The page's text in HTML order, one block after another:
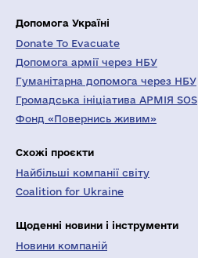
Допомога Україні
Donate To Evacuate
Допомога армії через НБУ
Гуманітарна допомога через НБУ
Громадська ініціатива АРМІЯ SOS
Фонд «Повернись живим»
Схожі проєкти
Найбільші компанії світу
Coalition for Ukraine
Щоденні новини і інструменти
Новини компаній